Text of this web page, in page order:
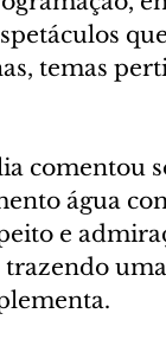
temas
comentou
água
e